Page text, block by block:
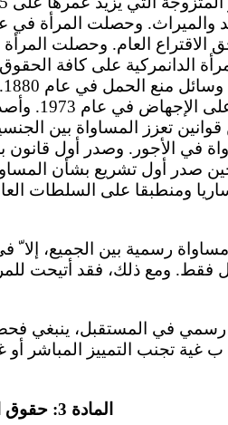
البلدية وفي عام 1915 على حق الاقتراع
عام 1880. وحصلت المرأة الدانمركية على
حبوب منع
تعزز المساواة بين
بشأن المساواة في الأجور. وصدر
عمل في عام 1978، في حين صدر أول تشريع
هذا القانون ساريا ومنطبقا على
رسمية بين الجميع، إلا
ومع ذلك، فقد أتيحت
رسمي في المستقبل، ينبغي
ب غية تجنب التمييز المباشر
المادة 3: حقوق الإنسان والحريات الأساسية